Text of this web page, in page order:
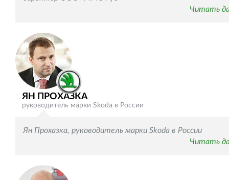
Читать
ЯН ПРОХАЗКА
руководитель марки Skoda в России
Ян Прохазка, руководитель марки Skoda в России
Читать